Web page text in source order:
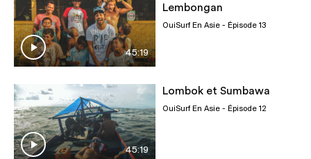
45:19
Lembongan
OuiSurf En Asie - Épisode 13
45:19
Lombok et Sumbawa
OuiSurf En Asie - Épisode 12